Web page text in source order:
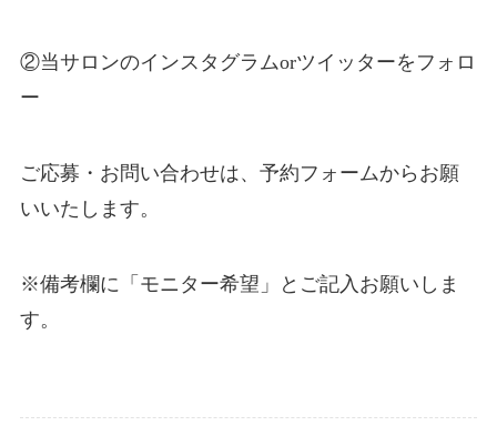
②当サロンのインスタグラムorツイッターをフォロ
ー
ご応募・お問い合わせは、予約フォームからお願
いいたします。
※備考欄に「モニター希望」とご記入お願いしま
す。